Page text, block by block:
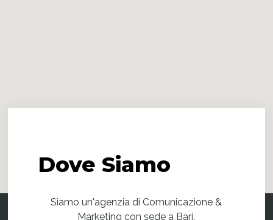
DoveSiamo
Siamo un'agenzia di Comunicazione &
Marketing con sede a Bari.